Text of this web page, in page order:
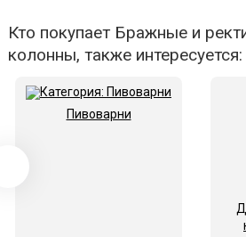
Кто покупает Бражные и
колонны, также интересуется:
Пивоварни